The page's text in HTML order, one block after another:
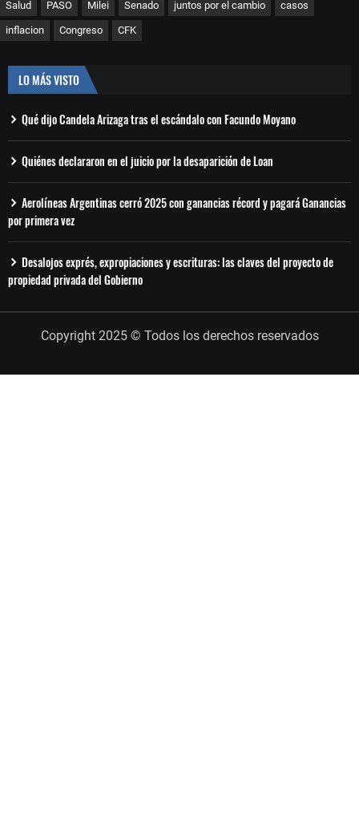
Salud PASO Milei Senado juntos por el cambio casos
inflacion Congreso CFK
LO MÁS VISTO
Qué dijo Candela Arizaga tras el escándalo con Facundo Moyano
Quiénes declararon en el juicio por la desaparición de Loan
Aerolíneas Argentinas cerró 2025 con ganancias récord y pagará Ganancias
por primera vez
Desalojos exprés, expropiaciones y escrituras: las claves del proyecto de
propiedad privada del Gobierno
Copyright 2025 © Todos los derechos reservados